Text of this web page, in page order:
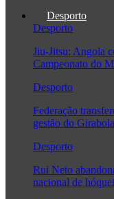
Desporto
Desporto
Jiu-Jitsu: Angola
Campeonato do
Desporto
Federação
gestão do Girabola
Desporto
Rui Neto
nacional de